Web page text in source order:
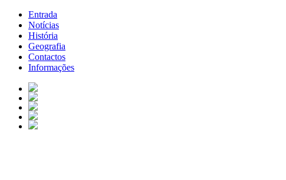
Entrada
Notícias
História
Geografia
Contactos
Informações